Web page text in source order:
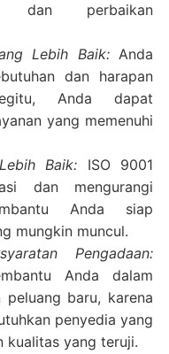
dan perbaikan
Lebih Baik:Anda
dan harapan
Anda dapat
yang memenuhi
Baik: ISO 9001
dan mengurangi
Anda siap
mungkin muncul.
Pengadaan:
Anda dalam
baru, karena
penyedia yang
kualitas yang teruji.